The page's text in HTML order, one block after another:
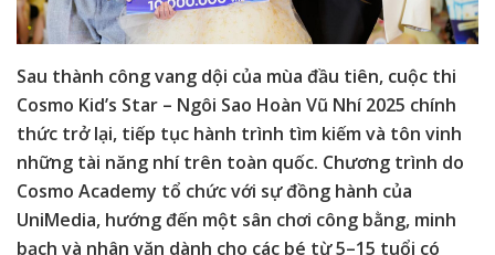
Sau thành công vang dội của mùa đầu tiên, cuộc thi
Cosmo Kid’s Star – Ngôi Sao Hoàn Vũ Nhí 2025 chính
thức trở lại, tiếp tục hành trình tìm kiếm và tôn vinh
những tài năng nhí trên toàn quốc. Chương trình do
Cosmo Academy tổ chức với sự đồng hành của
UniMedia, hướng đến một sân chơi công bằng, minh
bạch và nhân văn dành cho các bé từ 5–15 tuổi có